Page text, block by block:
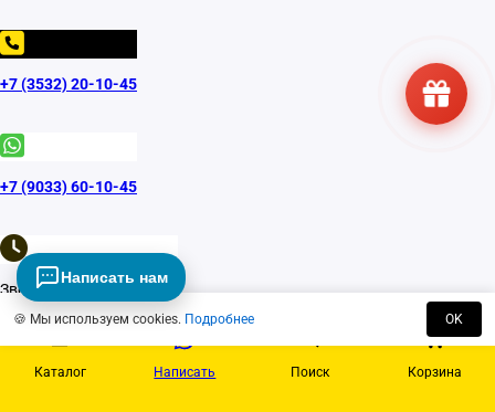
Каталог Написать Поиск Корзина
🍪 Мы используем cookies. Подробнее OK
+7 (3532) 20-10-45
+7 (9033) 60-10-45
Звоните: с 10:00 до 19:00
Написать нам